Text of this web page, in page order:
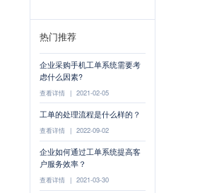
热门推荐
企业采购手机工单系统需要考
虑什么因素?
查看详情 | 2021-02-05
工单的处理流程是什么样的？
查看详情 | 2022-09-02
企业如何通过工单系统提高客
户服务效率？
查看详情 | 2021-03-30